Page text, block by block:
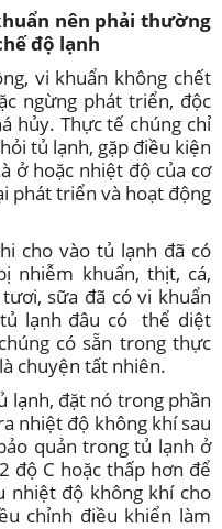
nên phải thường
độ lạnh
vi khuẩn không chết
ngừng phát triển, độc
hủy. Thực tế chúng chỉ
tủ lạnh, gặp điều kiện
ở hoặc nhiệt độ của cơ
phát triển và hoạt động
cho vào tủ lạnh đã có
nhiễm khuẩn, thịt, cá,
sữa đã có vi khuẩn
lạnh đâu có thể diệt
có sẵn trong thực
chuyện tất nhiên.
lạnh, đặt nó trong phần
nhiệt độ không khí sau
quản trong tủ lạnh ở
độ C hoặc thấp hơn để
nhiệt độ không khí cho
chỉnh điều khiển làm